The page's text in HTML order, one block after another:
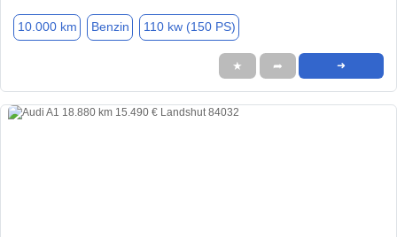
10.000 km Benzin 110 kw (150 PS)
★ ➦ ➜